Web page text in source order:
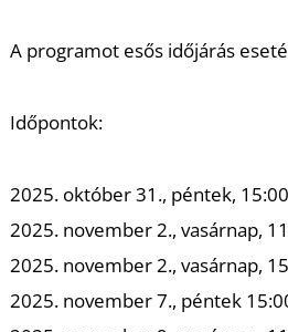
A programot esős időjárás
Időpontok:
2025. október 31., péntek, 15:00
2025. november 2., vasárnap,
2025. november 2., vasárnap,
2025. november 7., péntek